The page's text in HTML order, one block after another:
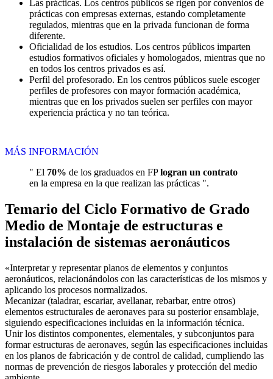
Las prácticas. Los centros públicos se rigen por convenios de
prácticas con empresas externas, estando completamente
regulados, mientras que en la privada funcionan de forma
diferente.
Oficialidad de los estudios. Los centros públicos imparten
estudios formativos oficiales y homologados, mientras que no
en todos los centros privados es así.
Perfil del profesorado. En los centros públicos suele escoger
perfiles de profesores con mayor formación académica,
mientras que en los privados suelen ser perfiles con mayor
experiencia práctica y no tan teórica.
MÁS INFORMACIÓN
" El 70% de los graduados en FPlogran un contrato
en la empresa en la que realizan las prácticas ".
Temario del Ciclo Formativo de Grado
Medio de Montaje de estructuras e
instalación de sistemas aeronáuticos
«Interpretar y representar planos de elementos y conjuntos
aeronáuticos, relacionándolos con las características de los mismos y
aplicando los procesos normalizados.
Mecanizar (taladrar, escariar, avellanar, rebarbar, entre otros)
elementos estructurales de aeronaves para su posterior ensamblaje,
siguiendo especificaciones incluidas en la información técnica.
Unir los distintos componentes, elementales, y subconjuntos para
formar estructuras de aeronaves, según las especificaciones incluidas
en los planos de fabricación y de control de calidad, cumpliendo las
normas de prevención de riesgos laborales y protección del medio